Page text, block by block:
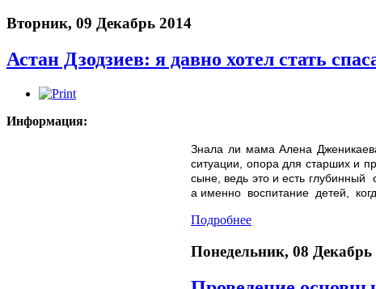
Вторник, 09 Декабрь 2014
Астан Дзодзиев: я давно хотел стать
Информация:
Знала ли мама Алена
ситуации, опора для старших и
сыне, ведь это и есть глубинный
а именно воспитание детей,
Подробнее
Понедельник, 08 Декабрь